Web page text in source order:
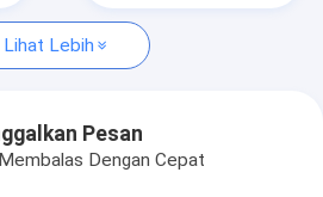
Lihat Lebih
Pesan
Dengan Cepat